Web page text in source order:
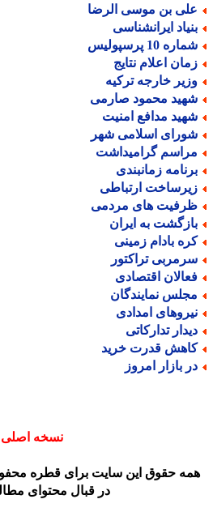
بن موسی الرضا
ایرانشناسی
10 پرسپولیس
اعلام نتایج
خارجه ترکیه
محمود صارمی
مدافع امنیت
اسلامی شهر
گرامیداشت
زمانبندی
ارتباطی
های مردمی
به ایران
بادام زمینی
تراکتور
اقتصادی
نمایندگان
امدادی
تدارکاتی
قدرت خرید
بازار امروز
نسخه اصلی
حقوق این سایت برای قطره
در قبال محتوای مطالب